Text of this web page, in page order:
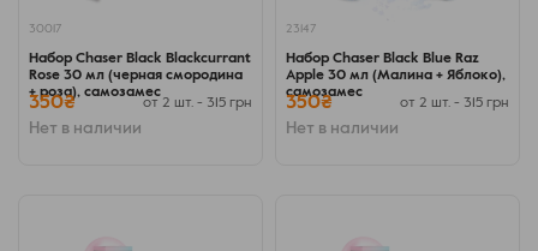
30017
Набор Chaser Black Blackcurrant
Rose 30 мл (черная смородина
+ роза), самозамес
350₴ от 2 шт. - 315 грн
Нет в наличии
23147
Набор Chaser Black Blue Raz
Apple 30 мл (Малина + Яблоко),
самозамес
350₴ от 2 шт. - 315 грн
Нет в наличии